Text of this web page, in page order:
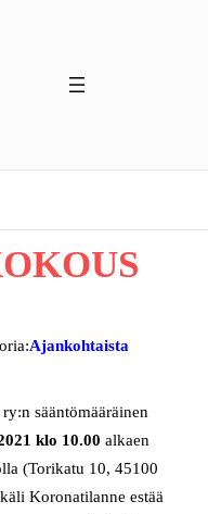
Ajankohtaista
sääntömääräinen
klo 10.00 alkaen
(Torikatu 10, 45100
Koronatilanne estää